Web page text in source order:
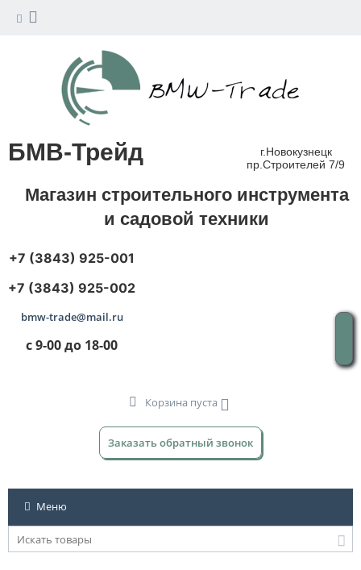
БМВ-Трейд
г.Новокузнецк
пр.Строителей 7/9
Магазин строительного инструмента
и садовой техники
+7 (3843) 925-001
+7 (3843) 925-002
bmw-trade@mail.ru
с 9-00 до 18-00
Корзина пуста
Заказать обратный звонок
Меню